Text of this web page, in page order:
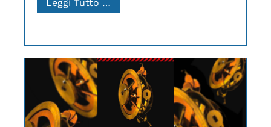
Leggi Tutto …